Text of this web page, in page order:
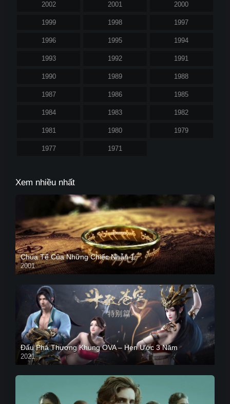
2002 2001 2000
1999 1998 1997
1996 1995 1994
1993 1992 1991
1990 1989 1988
1987 1986 1985
1984 1983 1982
1981 1980 1979
1977 1971
Xem nhiều nhất
Chúa Tể Của Những Chiếc Nhẫn 1
2001
Đấu Phá Thương Khung OVA – Hẹn Ước 3 Năm
2021